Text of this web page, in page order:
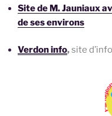
Site de M. Jauniaux
de ses environs
Verdon info,site